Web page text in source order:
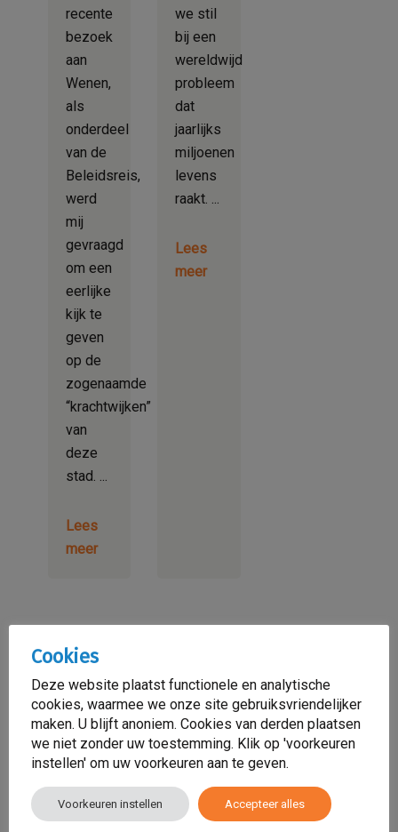
recente
bezoek
aan
Wenen,
als
onderdeel
van de
Beleidsreis,
werd
mij
gevraagd
om een
eerlijke
kijk te
geven
op de
zogenaamde
“krachtwijken”
van
deze
stad.
Lees
meer
we stil
bij een
wereldwijd
probleem
dat
jaarlijks
miljoenen
levens
raakt.
Lees
meer
Nieuwsartikelen
Onze Iftar-avond op 27 maart in
Bibliotheek Neude was een
onvergetelijke ervaring!
7 april 2025
Sensa Zorg trots partner van
Growing Roots – Samen bijdragen
Cookies
Deze website plaatst functionele en analytische
cookies, waarmee we onze site gebruiksvriendelijker
maken. U blijft anoniem. Cookies van derden plaatsen
we niet zonder uw toestemming. Klik op 'voorkeuren
instellen' om uw voorkeuren aan te geven.
Voorkeuren instellen Accepteer alles